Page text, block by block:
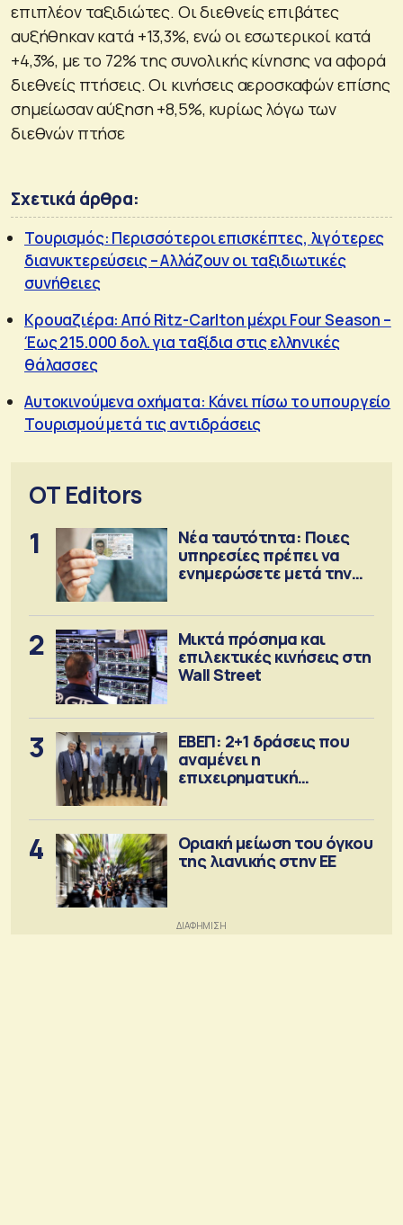
επιπλέον ταξιδιώτες. Οι διεθνείς επιβάτες
αυξήθηκαν κατά +13,3%, ενώ οι εσωτερικοί κατά
+4,3%, με το 72% της συνολικής κίνησης να αφορά
διεθνείς πτήσεις. Οι κινήσεις αεροσκαφών επίσης
σημείωσαν αύξηση +8,5%, κυρίως λόγω των
διεθνών πτήσε
Σχετικά άρθρα:
Τουρισμός: Περισσότεροι επισκέπτες, λιγότερες
διανυκτερεύσεις – Αλλάζουν οι ταξιδιωτικές
συνήθειες
Κρουαζιέρα: Από Ritz-Carlton μέχρι Four Season –
Έως 215.000 δολ. για ταξίδια στις ελληνικές
θάλασσες
Αυτοκινούμενα οχήματα: Κάνει πίσω το υπουργείο
Τουρισμού μετά τις αντιδράσεις
OT Editors
1
Νέα ταυτότητα: Ποιες
υπηρεσίες πρέπει να
ενημερώσετε μετά την
2
Μικτά πρόσημα και
επιλεκτικές κινήσεις στη
Wall Street
3
ΕΒΕΠ: 2+1 δράσεις που
αναμένει η
επιχειρηματική
4
Οριακή μείωση του όγκου
της λιανικής στην ΕΕ